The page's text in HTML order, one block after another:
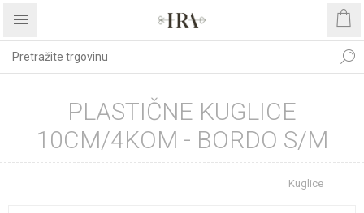
PLASTIČNE KUGLICE
10CM/4KOM - BORDO S/M
Kuglice